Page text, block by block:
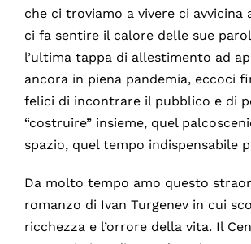
che ci troviamo a vivere ci avvicina
ci fa sentire il calore delle sue
l’ultima tappa di allestimento ad
ancora in piena pandemia, eccoci
felici di incontrare il pubblico e di
“costruire” insieme, quel
spazio, quel tempo indispensabile
Da molto tempo amo questo
romanzo di Ivan Turgenev in cui
ricchezza e l’orrore della vita. Il